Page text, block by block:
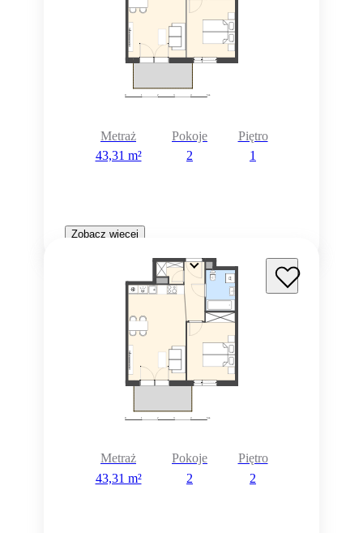
Metraż
43,31 m²
Pokoje
2
Piętro
1
Zobacz więcej
Metraż
43,31 m²
Pokoje
2
Piętro
2